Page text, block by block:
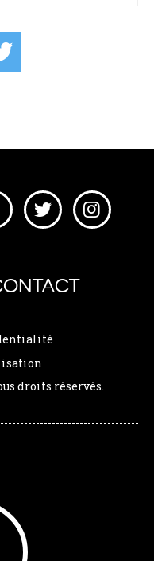
droits réservés.